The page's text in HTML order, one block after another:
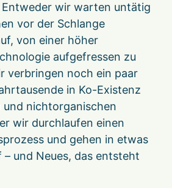
Entweder wir warten untätig
vor der Schlange
von einer höher
aufgefressen zu
verbringen noch ein paar
in Ko-Existenz
nichtorganischen
wir durchlaufen einen
und gehen in etwas
– und Neues, das entsteht